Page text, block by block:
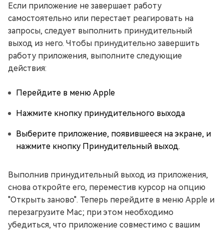
Если приложение не завершает работу
самостоятельно или перестает реагировать на
запросы, следует выполнить принудительный
выход из него. Чтобы принудительно завершить
работу приложения, выполните следующие
действия:
Перейдите в меню Apple
Нажмите кнопку принудительного выхода
Выберите приложение, появившееся на экране, и
нажмите кнопку Принудительный выход.
Выполнив принудительный выход из приложения,
снова откройте его, переместив курсор на опцию
"Открыть заново". Теперь перейдите в меню Apple и
перезагрузите Mac; при этом необходимо
убедиться, что приложение совместимо с вашим